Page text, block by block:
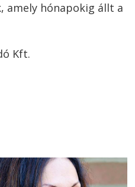
amely hónapokig állt a
Kft.